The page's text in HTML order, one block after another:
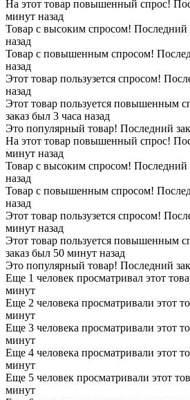
На этот товар повышенный спрос!
минут назад
Товар с высоким спросом! Последний
назад
Товар с повышенным спросом!
назад
Этот товар пользузется спросом!
назад
Этот товар пользуется повышенным
заказ был 3 часа назад
Это популярный товар! Последний
На этот товар повышенный спрос!
минут назад
Товар с высоким спросом! Последний
назад
Товар с повышенным спросом!
назад
Этот товар пользузется спросом!
минут назад
Этот товар пользуется повышенным
заказ был 50 минут назад
Это популярный товар! Последний
Еще 1 человек просматривал этот
минут
Еще 2 человека просматривали этот
минут
Еще 3 человека просматривали этот
минут
Еще 4 человека просматривали этот
минут
Еще 5 человек просматривали этот
минут